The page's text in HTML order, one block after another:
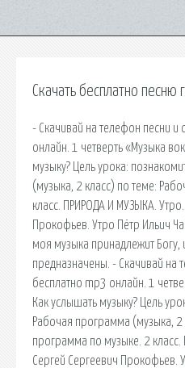
Скачать бесплатно песню
- Скачивай на телефон песни и
онлайн. 1 четверть «Музыка
музыку? Цель урока:
(музыка, 2 класс) по теме:
класс. ПРИРОДА И МУЗЫКА.
Прокофьев. Утро Пётр Ильич
моя музыка принадлежит Богу,
предназначены. - Скачивай на
бесплатно mp3 онлайн. 1
Как услышать музыку? Цель
Рабочая программа (музыка, 2
программа по музыке. 2
Сергей Сергеевич Прокофьев.